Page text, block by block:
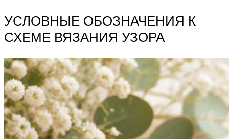
УСЛОВНЫЕ ОБОЗНАЧЕНИЯ К
СХЕМЕ ВЯЗАНИЯ УЗОРА